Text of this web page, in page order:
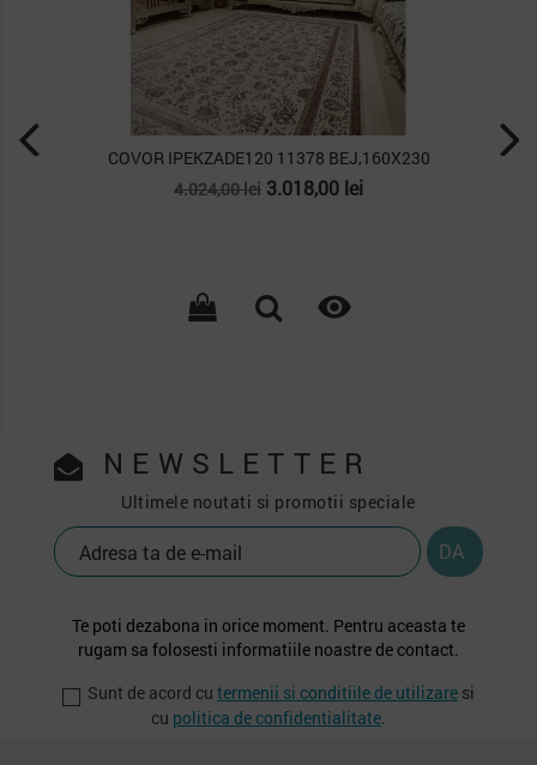
COVOR IPEKZADE120 11378 BEJ,160X230
Pret
4.024,00 lei Pret
3.018,00 lei

NEWSLETTER
Ultimele noutati si promotii speciale
Te poti dezabona in orice moment. Pentru aceasta te
rugam sa folosesti informatiile noastre de contact.
Sunt de acord cu termenii si conditiile de utilizare si
cu politica de confidentialitate.